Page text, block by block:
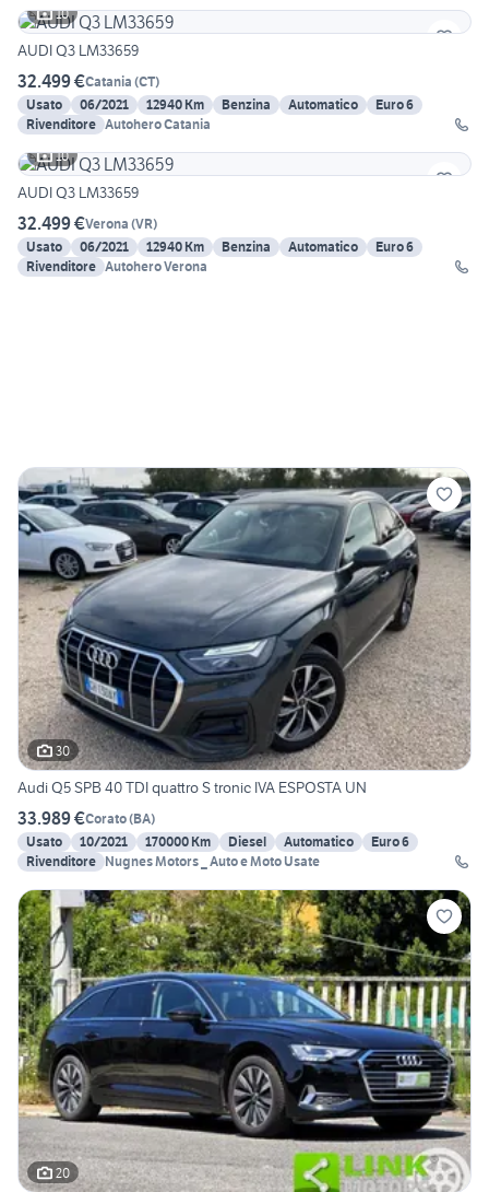
10
AUDI Q3 LM33659
32.499 €Catania (CT)
Usato
06/2021 12940 Km Benzina Automatico
Euro 6
Rivenditore Autohero Catania
10
AUDI Q3 LM33659
32.499 €Verona (VR)
Usato
06/2021 12940 Km Benzina Automatico
Euro 6
Rivenditore Autohero Verona
30
Audi Q5 SPB 40 TDI quattro S tronic IVA ESPOSTA UN
33.989 €Corato(BA)
Usato
10/2021 170000 Km Diesel Automatico
Euro 6
Rivenditore Nugnes Motors _ Auto e Moto Usate
20